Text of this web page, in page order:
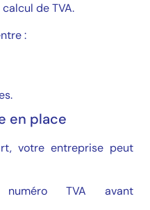
de TVA.
:
en place
votre entreprise peut
TVA avant